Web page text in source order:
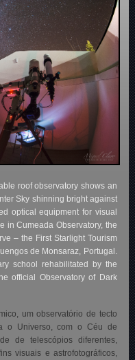
roof observatory shows an
Sky shinning bright against
optical equipment for visual
in Cumeada Observatory, the
– the First Starlight Tourism
de Monsaraz, Portugal.
school rehabilitated by the
official Observatory of Dark
um observatório de tecto
o Universo, com o Céu de
de telescópios diferentes,
visuais e astrofotográficos,